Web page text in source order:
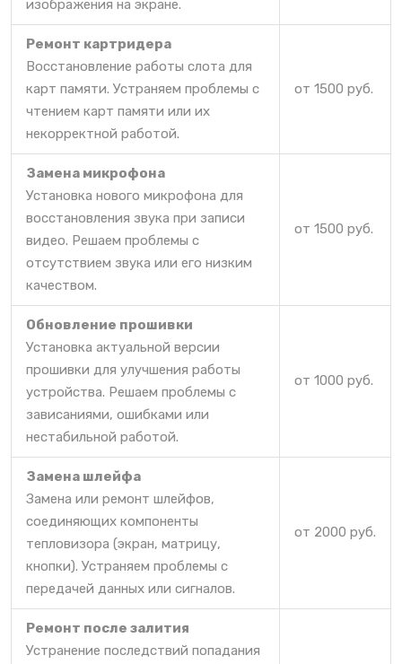
изображения на экране.
Ремонт картридера
Восстановление работы слота для
карт памяти. Устраняем проблемы с
чтением карт памяти или их
некорректной работой.
от 1500 руб.
Замена микрофона
Установка нового микрофона для
восстановления звука при записи
видео. Решаем проблемы с
отсутствием звука или его низким
качеством.
от 1500 руб.
Обновление прошивки
Установка актуальной версии
прошивки для улучшения работы
устройства. Решаем проблемы с
зависаниями, ошибками или
нестабильной работой.
от 1000 руб.
Замена шлейфа
Замена или ремонт шлейфов,
соединяющих компоненты
тепловизора (экран, матрицу,
кнопки). Устраняем проблемы с
передачей данных или сигналов.
от 2000 руб.
Ремонт после залития
Устранение последствий попадания